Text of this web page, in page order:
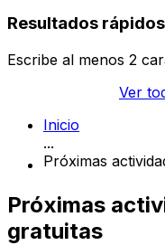
Resultados rápidos
Escribe al menos 2
Ver
Inicio
...
Próximas
gratuitas